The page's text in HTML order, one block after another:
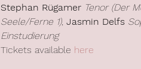
Stephan Rügamer Tenor (Der
Seele/Ferne 1), Jasmin Delfs
Einstudierung
Tickets available here